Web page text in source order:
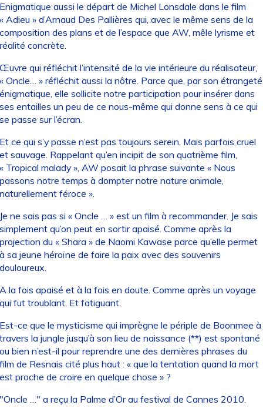
aussi le départ de Michel Lonsdale dans le film
Adieu » d’Arnaud Des Pallières qui, avec le même sens de la
des plans et de l’espace que AW, mêle lyrisme et
concrète.
qui réfléchit l’intensité de la vie intérieure du réalisateur,
Oncle… » réfléchit aussi la nôtre. Parce que, par son étrangeté
elle sollicite notre participation pour insérer dans
entailles un peu de ce nous-même qui donne sens à ce qui
passe sur l’écran.
ce qui s’y passe n’est pas toujours serein. Mais parfois cruel
sauvage. Rappelant qu’en incipit de son quatrième film,
Tropical malady », AW posait la phrase suivante « Nous
notre temps à dompter notre nature animale,
féroce ».
ne sais pas si « Oncle … » est un film à recommander. Je sais
qu’on peut en sortir apaisé. Comme après la
du « Shara » de Naomi Kawase parce qu’elle permet
sa jeune héroïne de faire la paix avec des souvenirs
la fois apaisé et à la fois en doute. Comme après un voyage
fut troublant. Et fatiguant.
ce que le mysticisme qui imprègne le périple de Boonmee à
la jungle jusqu’à son lieu de naissance (**) est spontané
bien n’est-il pour reprendre une des dernières phrases du
de Resnais cité plus haut : « que la tentation quand la mort
proche de croire en quelque chose » ?
…" a reçu la Palme d’Or au festival de Cannes 2010.